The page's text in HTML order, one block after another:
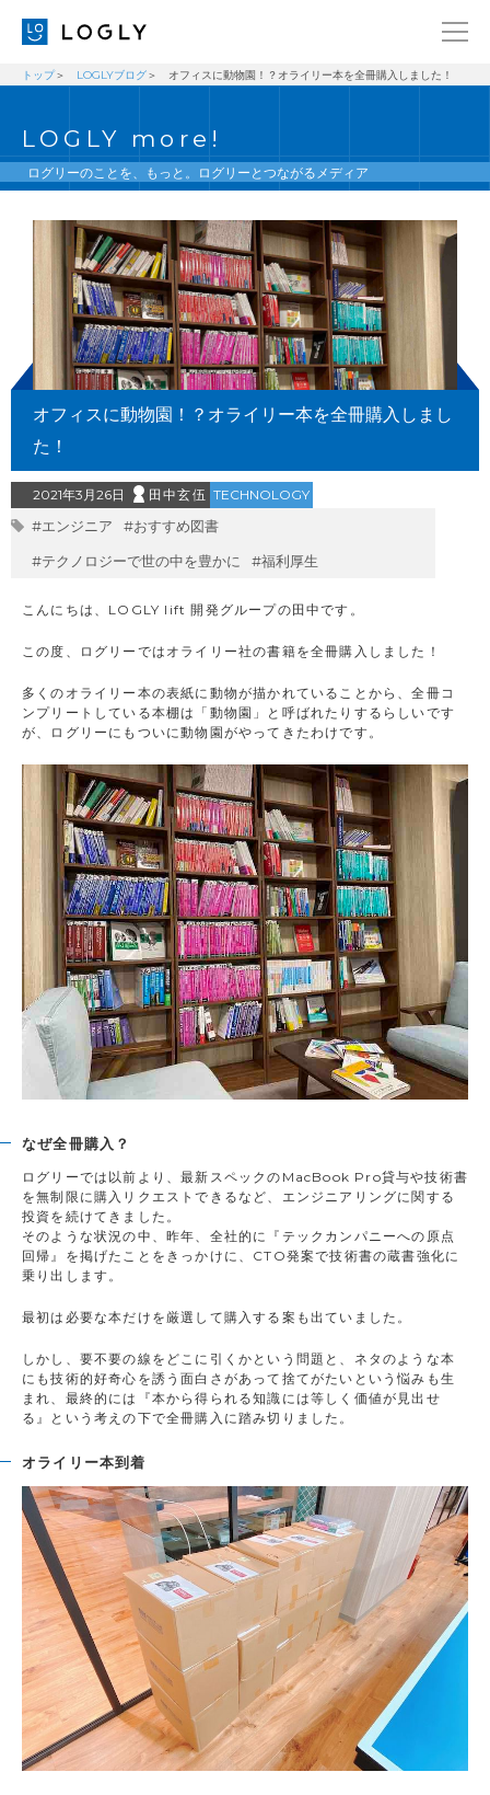
日本語
経営理念
メッセージ
ニュース
ブログ
事業内容
採用情報
IR
お問い合わせ
トップ LOGLYブログ オフィスに動物園！？オライリー本を全冊購入しました！
LOGLY more!
ログリーのことを、もっと。ログリーとつながるメディア
オフィスに動物園！？オライリー本を全冊購入しまし
た！
2021年3月26日 田中玄伍 TECHNOLOGY
#エンジニア
#おすすめ図書
#テクノロジーで世の中を豊かに
#福利厚生
こんにちは、LOGLY lift 開発グループの田中です。
この度、ログリーではオライリー社の書籍を全冊購入しました！
多くのオライリー本の表紙に動物が描かれていることから、全冊コ
ンプリートしている本棚は「動物園」と呼ばれたりするらしいです
が、ログリーにもついに動物園がやってきたわけです。
なぜ全冊購入？
ログリーでは以前より、最新スペックのMacBook Pro貸与や技術書
を無制限に購入リクエストできるなど、エンジニアリングに関する
投資を続けてきました。
そのような状況の中、昨年、全社的に『テックカンパニーへの原点
回帰』を掲げたことをきっかけに、CTO発案で技術書の蔵書強化に
乗り出します。
最初は必要な本だけを厳選して購入する案も出ていました。
しかし、要不要の線をどこに引くかという問題と、ネタのような本
にも技術的好奇心を誘う面白さがあって捨てがたいという悩みも生
まれ、最終的には『本から得られる知識には等しく価値が見出せ
る』という考えの下で全冊購入に踏み切りました。
オライリー本到着